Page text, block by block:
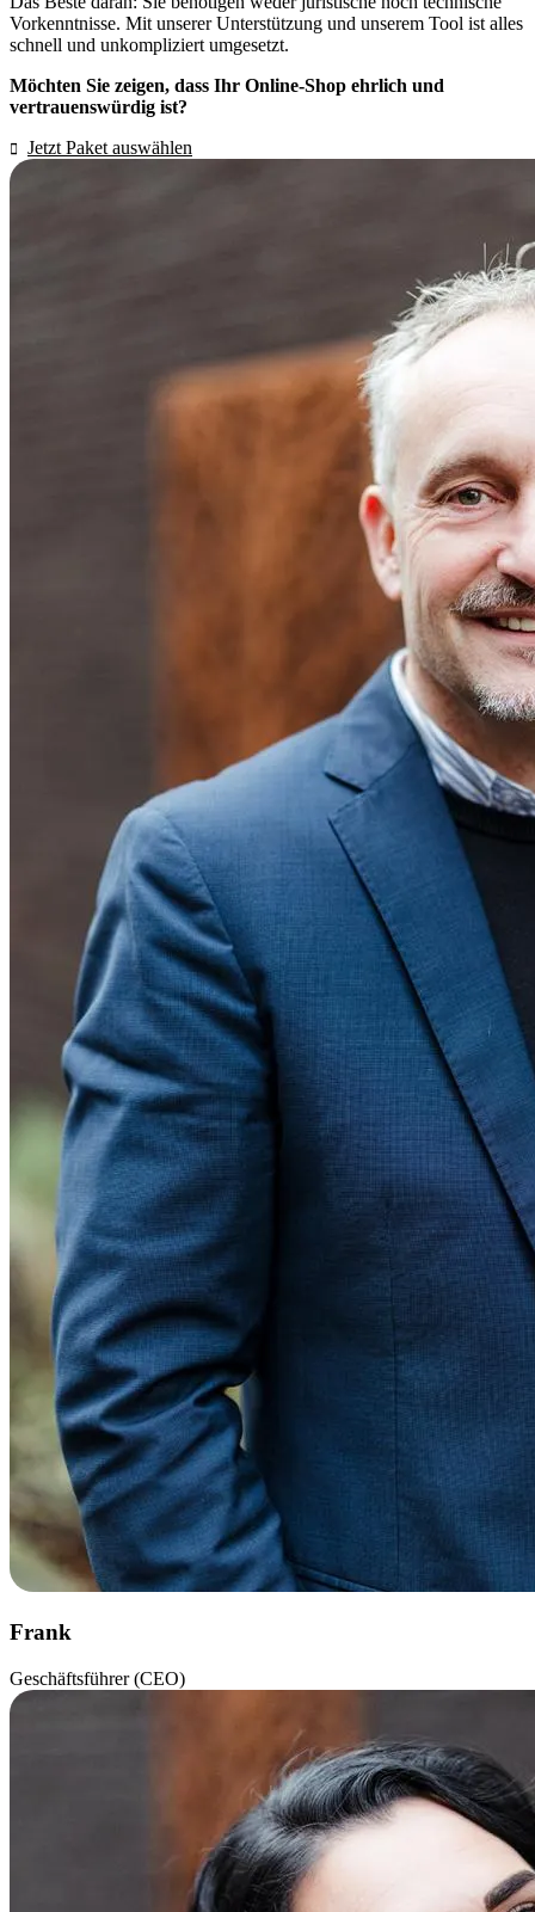
Vorkenntnisse. Mit unserer Unterstützung und unserem Tool ist alles
schnell und unkompliziert umgesetzt.
Möchten Sie zeigen, dass Ihr Online-Shop ehrlich und
vertrauenswürdig ist?
Jetzt Paket auswählen
Frank
Geschäftsführer (CEO)